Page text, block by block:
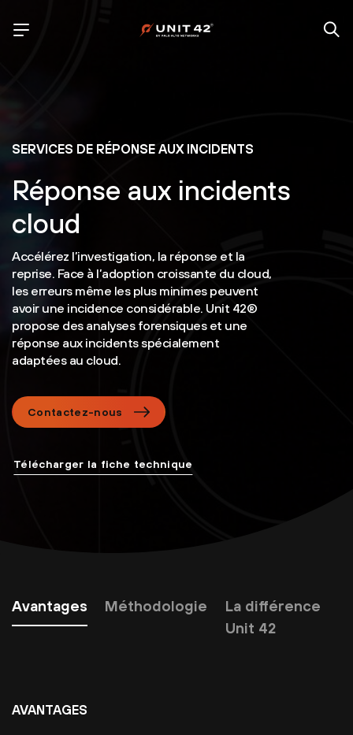
SERVICES DE RÉPONSE AUX INCIDENTS
Réponse aux incidents
cloud
Accélérez l’investigation, la réponse et la
reprise. Face à l’adoption croissante du cloud,
les erreurs même les plus minimes peuvent
avoir une incidence considérable. Unit 42®
propose des analyses forensiques et une
réponse aux incidents spécialement
adaptées au cloud.
Contactez-nous
Télécharger la fiche technique
Avantages Méthodologie
La différence
Unit 42
AVANTAGES